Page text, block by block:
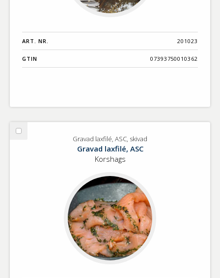
ART. NR. 201023
GTIN 07393750010362
Välj
Gravad laxfilé, ASC, skivad
Gravad laxfilé, ASC
Korshags